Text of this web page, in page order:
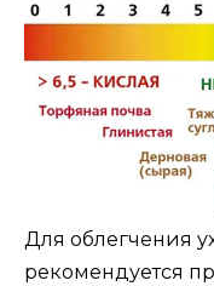
Для облегчения
рекомендуется